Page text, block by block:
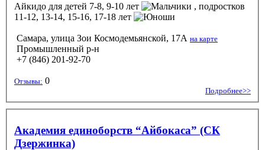
Айкидо для детей 7-8, 9-10 лет
, подростков
11-12, 13-14, 15-16, 17-18 лет
Самара, улица Зои Космодемьянской, 17А на карте
Промышленный р-н
+7 (846) 201-92-70
Отзывы: 0
Подробнее>>
Академия единоборств “Айбокаса” (СК
Дзержинка)